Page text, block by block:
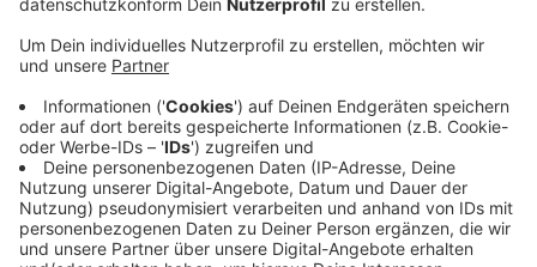
Sie kommen deswegen ab morgen bis Anfang der
kommenden Woche (26.5.) zwischen der Straße am
Wasserturm und dem Rottkamp nicht durch. Die
Straße ist gesperrt. Angrenzende Straßenzüge werden
zu Sackgassen. Umleitungsschilder führen Sie über
den Rottkamp und die Dülmener Straße. Schon heute
sind kurzfristig außerdem Fräsarbeiten an der
Asphaltdecke auf einem kleinen Teil der Straße Am